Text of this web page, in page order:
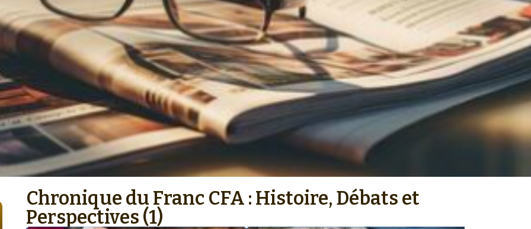
Chronique du Franc CFA : Histoire, Débats et
Perspectives (1)